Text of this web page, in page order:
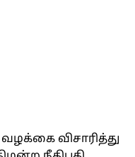
விசாரித்து